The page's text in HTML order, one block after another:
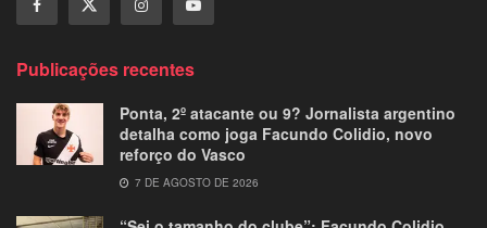
Publicações recentes
Ponta, 2º atacante ou 9? Jornalista argentino
detalha como joga Facundo Colidio, novo
reforço do Vasco
7 DE AGOSTO DE 2026